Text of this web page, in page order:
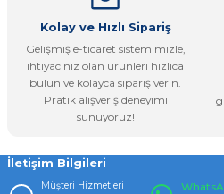
Gönder
Kolay ve Hızlı Sipariş
Gelişmiş e-ticaret sistemimizle,
ihtiyacınız olan ürünleri hızlıca
bulun ve kolayca sipariş verin.
Pratik alışveriş deneyimi
sunuyoruz!
İletişim Bilgileri
Müşteri Hizmetleri